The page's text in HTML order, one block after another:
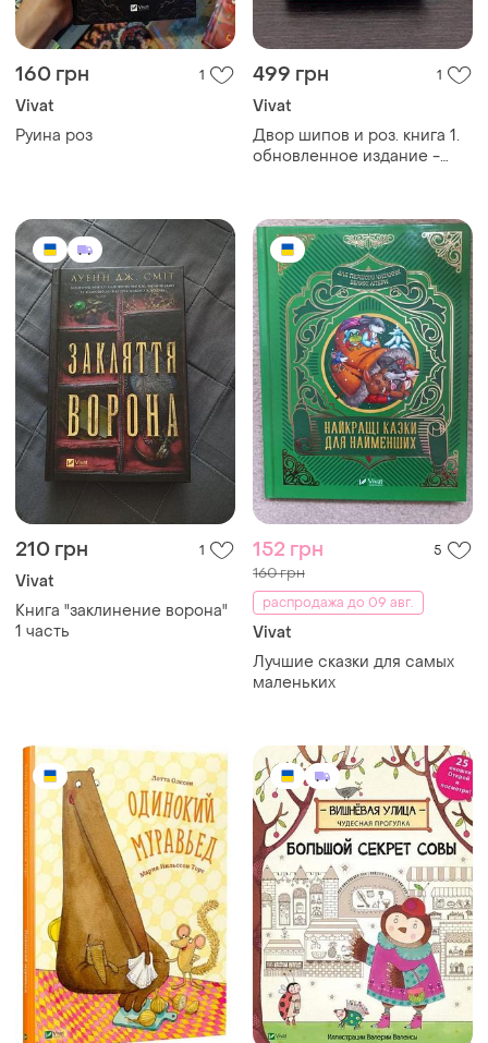
160 грн 1
Vivat
Руина роз
499 грн 1
Vivat
Двор шипов и роз. книга 1.
обновленное издание -
210 грн 1
Vivat
Книга "заклинение ворона"
1 часть
152 грн 5
160 грн
распродажа до 09 авг.
Vivat
Лучшие сказки для самых
маленьких